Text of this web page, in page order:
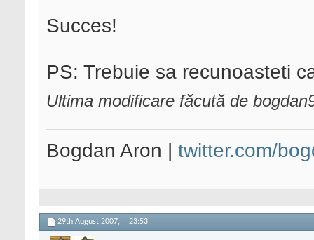
Succes!
PS: Trebuie sa recunoasteti
Ultima modificare făcută de
Bogdan Aron | twitter.com/
29th August 2007, 23:53